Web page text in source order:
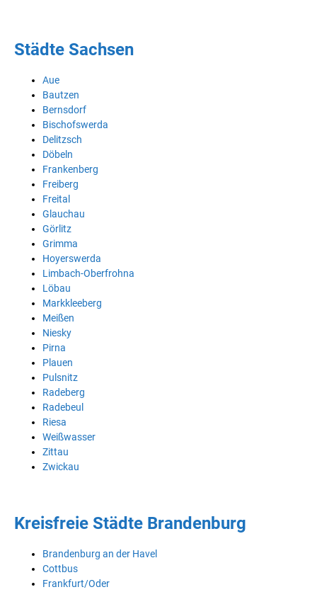
Städte Sachsen
Aue
Bautzen
Bernsdorf
Bischofswerda
Delitzsch
Döbeln
Frankenberg
Freiberg
Freital
Glauchau
Görlitz
Grimma
Hoyerswerda
Limbach-Oberfrohna
Löbau
Markkleeberg
Meißen
Niesky
Pirna
Plauen
Pulsnitz
Radeberg
Radebeul
Riesa
Weißwasser
Zittau
Zwickau
Kreisfreie Städte Brandenburg
Brandenburg an der Havel
Cottbus
Frankfurt/Oder